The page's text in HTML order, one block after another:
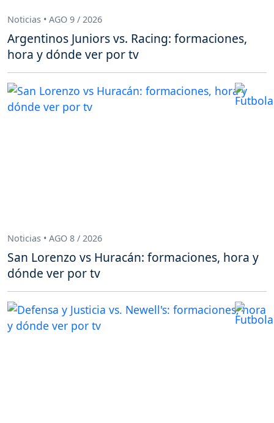
Noticias • AGO 9 / 2026
Argentinos Juniors vs. Racing: formaciones,
hora y dónde ver por tv
Noticias • AGO 8 / 2026
San Lorenzo vs Huracán: formaciones, hora y
dónde ver por tv